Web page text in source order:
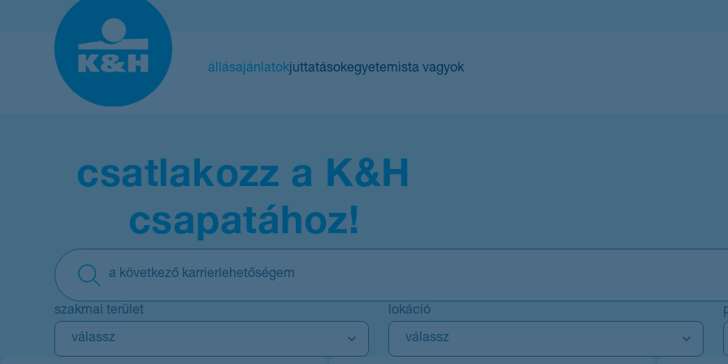
tartalomra
állásajánlatok juttatásokegyetemista vagyok
csatlakozz a K&H
csapatához!
Szövegbevitel
hatására
frissülni
fog
a
szakmai terület
A
válassz
lokáció
A
válassz
A